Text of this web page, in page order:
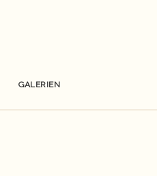
GALERIEN